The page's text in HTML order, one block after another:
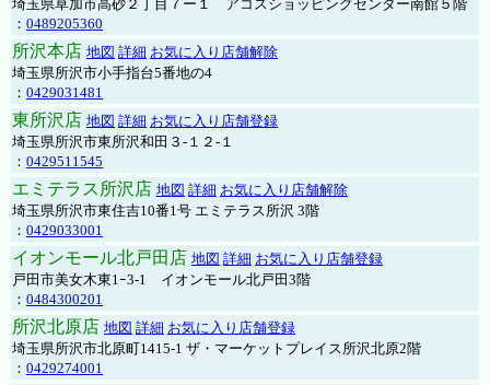
埼玉県草加市高砂２丁目７ー１ アコスショッピングセンター南館５階
： 0489205360
所沢本店 地図 詳細 お気に入り店舗解除
埼玉県所沢市小手指台5番地の4
： 0429031481
東所沢店 地図 詳細 お気に入り店舗登録
埼玉県所沢市東所沢和田３-１２-１
： 0429511545
エミテラス所沢店 地図 詳細 お気に入り店舗解除
埼玉県所沢市東住吉10番1号 エミテラス所沢 3階
： 0429033001
イオンモール北戸田店 地図 詳細 お気に入り店舗登録
戸田市美女木東1ｰ3‐1 イオンモール北戸田3階
： 0484300201
所沢北原店 地図 詳細 お気に入り店舗登録
埼玉県所沢市北原町1415-1 ザ・マーケットプレイス所沢北原2階
： 0429274001